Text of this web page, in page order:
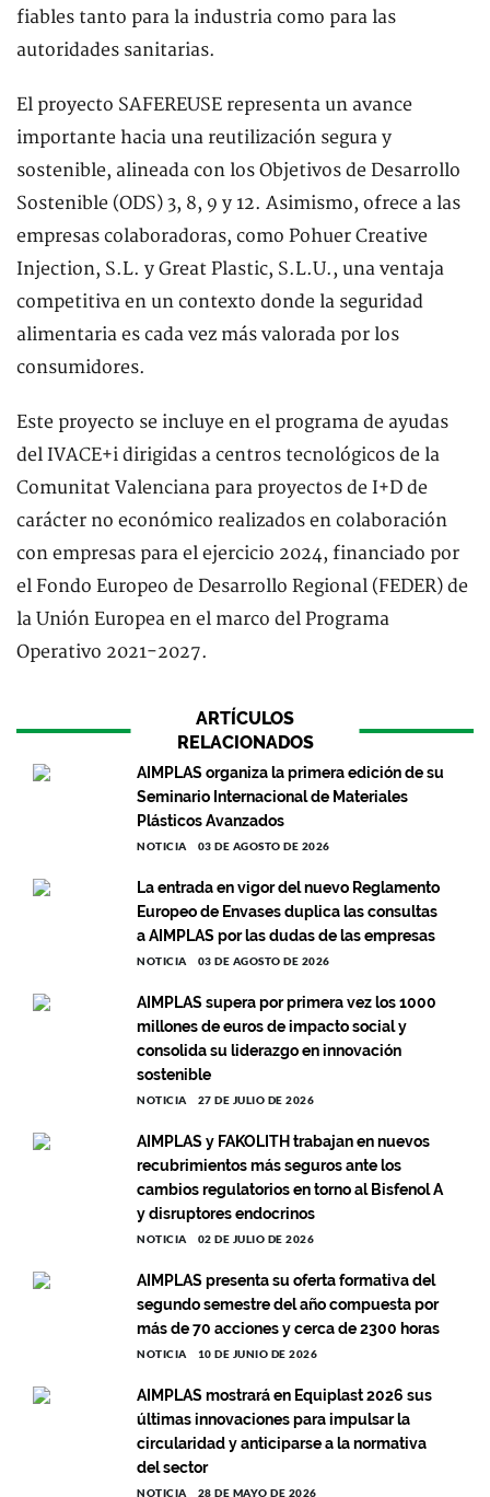
fiables tanto para la industria como para las
autoridades sanitarias.
El proyecto SAFEREUSE representa un avance
importante hacia una reutilización segura y
sostenible, alineada con los Objetivos de Desarrollo
Sostenible (ODS) 3, 8, 9 y 12. Asimismo, ofrece a las
empresas colaboradoras, como Pohuer Creative
Injection, S.L. y Great Plastic, S.L.U., una ventaja
competitiva en un contexto donde la seguridad
alimentaria es cada vez más valorada por los
consumidores.
Este proyecto se incluye en el programa de ayudas
del IVACE+i dirigidas a centros tecnológicos de la
Comunitat Valenciana para proyectos de I+D de
carácter no económico realizados en colaboración
con empresas para el ejercicio 2024, financiado por
el Fondo Europeo de Desarrollo Regional (FEDER) de
la Unión Europea en el marco del Programa
Operativo 2021-2027.
ARTÍCULOS
RELACIONADOS
AIMPLAS organiza la primera edición de su
Seminario Internacional de Materiales
Plásticos Avanzados
NOTICIA 03 DE AGOSTO DE 2026
La entrada en vigor del nuevo Reglamento
Europeo de Envases duplica las consultas
a AIMPLAS por las dudas de las empresas
NOTICIA 03 DE AGOSTO DE 2026
AIMPLAS supera por primera vez los 1000
millones de euros de impacto social y
consolida su liderazgo en innovación
sostenible
NOTICIA 27 DE JULIO DE 2026
AIMPLAS y FAKOLITH trabajan en nuevos
recubrimientos más seguros ante los
cambios regulatorios en torno al Bisfenol A
y disruptores endocrinos
NOTICIA 02 DE JULIO DE 2026
AIMPLAS presenta su oferta formativa del
segundo semestre del año compuesta por
más de 70 acciones y cerca de 2300 horas
NOTICIA 10 DE JUNIO DE 2026
AIMPLAS mostrará en Equiplast 2026 sus
últimas innovaciones para impulsar la
circularidad y anticiparse a la normativa
del sector
NOTICIA 28 DE MAYO DE 2026